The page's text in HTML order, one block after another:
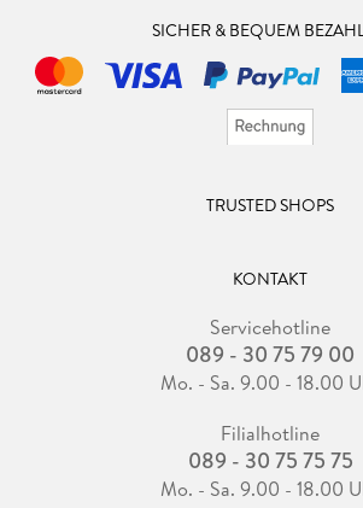
SICHER & BEQUEM
TRUSTED SHOPS
KONTAKT
Servicehotline
089 - 30 75 79 00
Mo. - Sa. 9.00 - 18.00
Filialhotline
089 - 30 75 75 75
Mo. - Sa. 9.00 - 18.00